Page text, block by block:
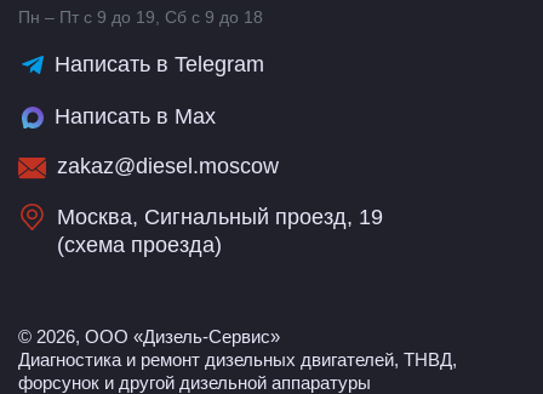
Пн – Пт с 9 до 19, Сб с 9 до 18
Написать в Telegram
Написать в Max
zakaz@diesel.moscow
Москва, Сигнальный проезд, 19
(схема проезда)
© 2026, ООО «Дизель-Сервис»
Диагностика и ремонт дизельных двигателей, ТНВД,
форсунок и другой дизельной аппаратуры